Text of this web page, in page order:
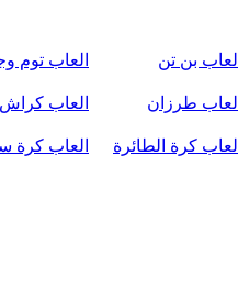
العاب بن تن العاب توم
العاب طرزان العاب كراش
العاب كرة الطائرة العاب كرة